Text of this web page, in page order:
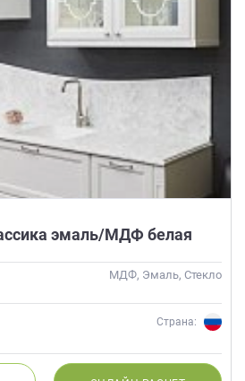
эмаль/МДФ белая
МДФ, Эмаль, Стекло
Страна: